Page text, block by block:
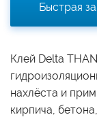
Быстрая
Клей Delta
нахлёста и
кирпича,